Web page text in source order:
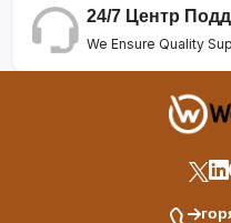
24/7 Центр
We Ensure Quality